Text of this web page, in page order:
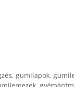
, gumilapok,